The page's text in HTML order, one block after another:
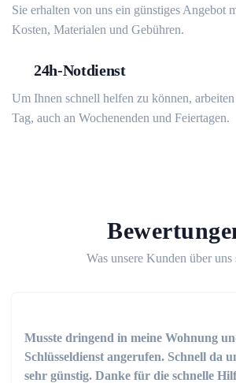
Sie erhalten von uns ein günstiges Angebot
Kosten, Materialen und Gebühren.
24h-Notdienst
Um Ihnen schnell helfen zu können,
Tag, auch an Wochenenden und Feiertagen.
Was unsere Kunden über uns
Musste dringend in meine Wohnung
Schlüsseldienst angerufen. Schnell da
sehr günstig. Danke für die schnelle